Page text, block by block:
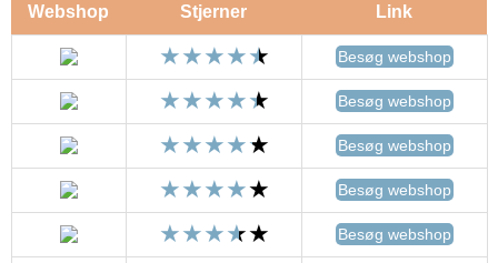
Webshop Stjerner Link
Besøg webshop
Besøg webshop
Besøg webshop
Besøg webshop
Besøg webshop